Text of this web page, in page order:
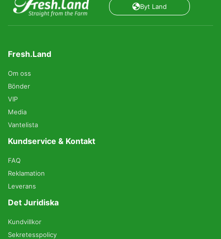
Byt Land
Fresh.Land
Om oss
Bönder
VIP
Media
Vantelista
Kundservice & Kontakt
FAQ
Reklamation
Leverans
Det Juridiska
Kundvillkor
Sekretesspolicy